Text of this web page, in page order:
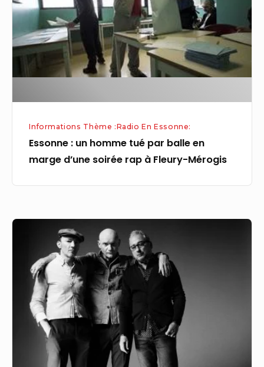
tué
par
balle
marge
Fleury-
Informations Thème :Radio En Essonne:
Essonne : un homme tué par balle en
marge d’une soirée rap à Fleury-Mérogis
Francofolies
photos
concerts